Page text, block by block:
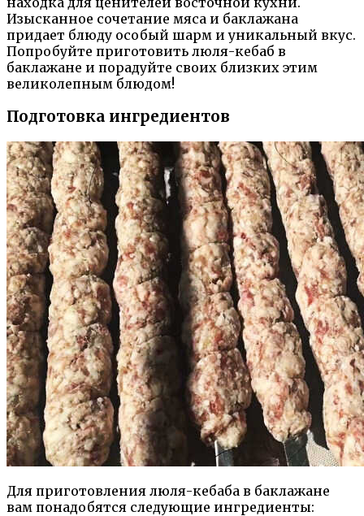
Изысканное сочетание мяса и баклажана
придает блюду особый шарм и уникальный вкус.
Попробуйте приготовить люля-кебаб в
баклажане и порадуйте своих близких этим
великолепным блюдом!
Подготовка ингредиентов
Для приготовления люля-кебаба в баклажане
вам понадобятся следующие ингредиенты: